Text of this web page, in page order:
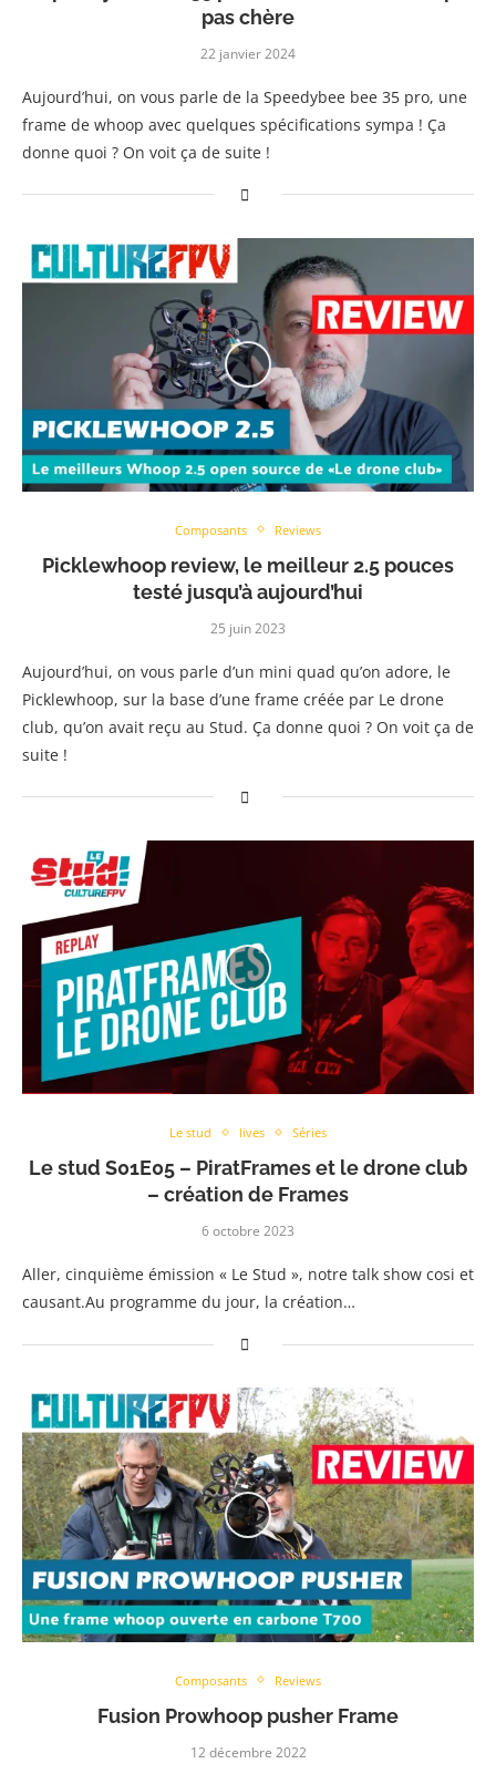
pas chère
22 janvier 2024
Aujourd’hui, on vous parle de la Speedybee bee 35 pro, une
frame de whoop avec quelques spécifications sympa ! Ça
donne quoi ? On voit ça de suite !
Composants Reviews
Picklewhoop review, le meilleur 2.5 pouces
testé jusqu’à aujourd’hui
25 juin 2023
Aujourd’hui, on vous parle d’un mini quad qu’on adore, le
Picklewhoop, sur la base d’une frame créée par Le drone
club, qu’on avait reçu au Stud. Ça donne quoi ? On voit ça de
suite !
Le stud lives Séries
Le stud S01E05 – PiratFrames et le drone club
– création de Frames
6 octobre 2023
Aller, cinquième émission « Le Stud », notre talk show cosi et
causant.Au programme du jour, la création…
Composants Reviews
Fusion Prowhoop pusher Frame
12 décembre 2022